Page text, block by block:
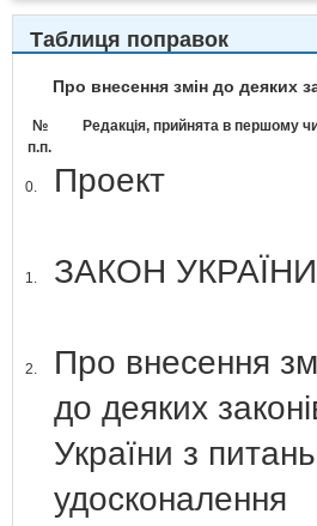
Таблиця поправок
Про внесення змін до деяких
№
п.п.
Редакція, прийнята в першому
0. Проект
1. ЗАКОН УКРАЇНИ
2.
Про внесення
до деяких
України з питань
удосконалення